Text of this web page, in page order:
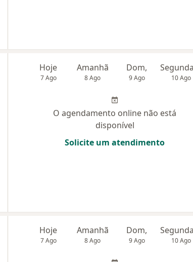
Hoje
7 Ago
Amanhã
8 Ago
Dom,
9 Ago 10 Ago
O agendamento online não está
disponível
Solicite um atendimento
Hoje
7 Ago
Amanhã
8 Ago
Dom,
9 Ago 10 Ago